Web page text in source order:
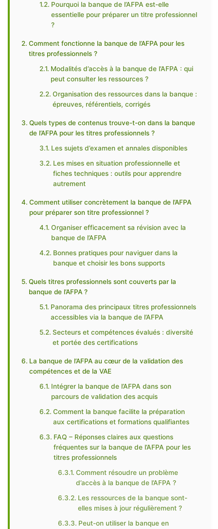
Pourquoi la banque de l’AFPA est-elle
essentielle pour préparer un titre professionnel
?
Comment fonctionne la banque de l’AFPA pour les
titres professionnels ?
Modalités d’accès à la banque de l’AFPA : qui
peut consulter les ressources ?
Organisation des ressources dans la banque :
épreuves, référentiels, corrigés
Quels types de contenus trouve-t-on dans la banque
de l’AFPA pour les titres professionnels ?
Les sujets d’examen et annales disponibles
Les mises en situation professionnelle et
fiches techniques : outils pour apprendre
autrement
Comment utiliser concrètement la banque de l’AFPA
pour préparer son titre professionnel ?
Organiser efficacement sa révision avec la
banque de l’AFPA
Bonnes pratiques pour naviguer dans la
banque et choisir les bons supports
Quels titres professionnels sont couverts par la
banque de l’AFPA ?
Panorama des principaux titres professionnels
accessibles via la banque de l’AFPA
Secteurs et compétences évalués : diversité
et portée des certifications
La banque de l’AFPA au cœur de la validation des
compétences et de la VAE
Intégrer la banque de l’AFPA dans son
parcours de validation des acquis
Comment la banque facilite la préparation
aux certifications et formations qualifiantes
FAQ – Réponses claires aux questions
fréquentes sur la banque de l’AFPA pour les
titres professionnels
Comment résoudre un problème
d’accès à la banque de l’AFPA ?
Les ressources de la banque sont-
elles mises à jour régulièrement ?
Peut-on utiliser la banque en